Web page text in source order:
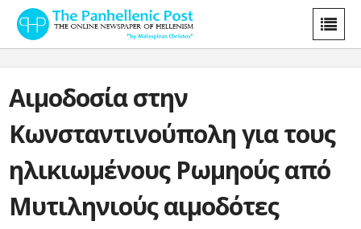
Αιμοδοσία στην
Κωνσταντινούπολη για τους
ηλικιωμένους Ρωμηούς από
Μυτιληνιούς αιμοδότες